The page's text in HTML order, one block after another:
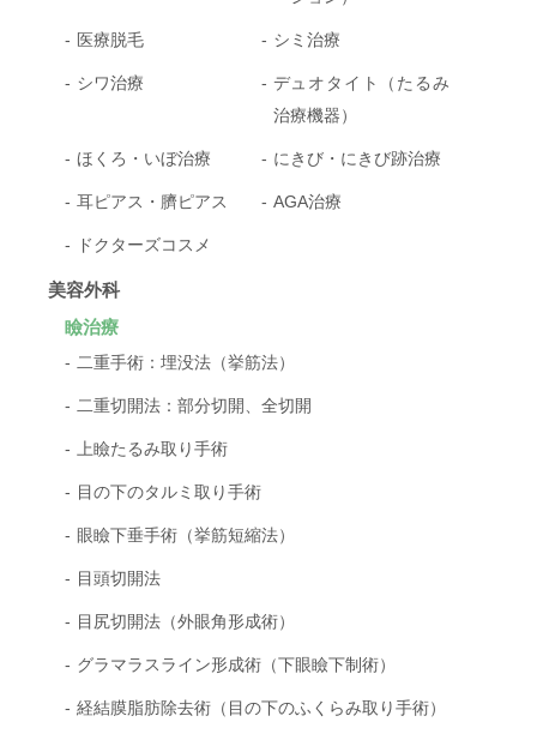
医療脱毛 シミ治療
シワ治療
デュオタイト（たるみ
治療機器）
ほくろ・いぼ治療 にきび・にきび跡治療
耳ピアス・臍ピアス AGA治療
ドクターズコスメ
美容外科
瞼治療
二重手術：埋没法（挙筋法）
二重切開法：部分切開、全切開
上瞼たるみ取り手術
目の下のタルミ取り手術
眼瞼下垂手術（挙筋短縮法）
目頭切開法
目尻切開法（外眼角形成術）
グラマラスライン形成術（下眼瞼下制術）
経結膜脂肪除去術（目の下のふくらみ取り手術）